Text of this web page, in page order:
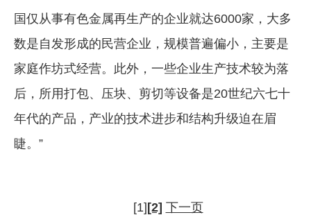
国仅从事有色金属再生产的企业就达6000家，大多
数是自发形成的民营企业，规模普遍偏小，主要是
家庭作坊式经营。此外，一些企业生产技术较为落
后，所用打包、压块、剪切等设备是20世纪六七十
年代的产品，产业的技术进步和结构升级迫在眉
睫。”
[1][2] 下一页